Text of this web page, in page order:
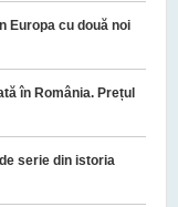
Europa cu două noi
în România. Prețul
serie din istoria